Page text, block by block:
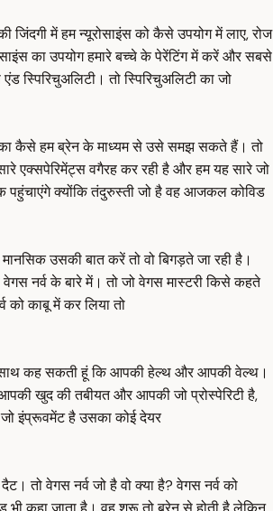
जिंदगी में हम न्यूरोसाइंस को कैसे उपयोग में लाए, रोज
का उपयोग हमारे बच्चे के पेरेंटिंग में करें और सबसे
स्पिरिचुअलिटी। तो स्पिरिचुअलिटी का जो
का कैसे हम ब्रेन के माध्यम से उसे समझ सकते हैं। तो
एक्सपेरिमेंट्स वगैरह कर रही है और हम यह सारे जो
पहुंचाएंगे क्योंकि तंदुरुस्ती जो है वह आजकल कोविड
उसकी बात करें तो वो बिगड़ते जा रही है।
नर्व के बारे में। तो जो वेगस मास्टरी किसे कहते
को काबू में कर लिया तो
कह सकती हूं कि आपकी हेल्थ और आपकी वेल्थ।
खुद की तबीयत और आपकी जो प्रोस्पेरिटी है,
इंप्रूवमेंट है उसका कोई देयर
तो वेगस नर्व जो है वो क्या है? वेगस नर्व को